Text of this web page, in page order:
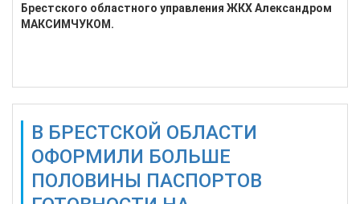
Брестского областного управления ЖКХ Александром
МАКСИМЧУКОМ.
В БРЕСТСКОЙ ОБЛАСТИ
ОФОРМИЛИ БОЛЬШЕ
ПОЛОВИНЫ ПАСПОРТОВ